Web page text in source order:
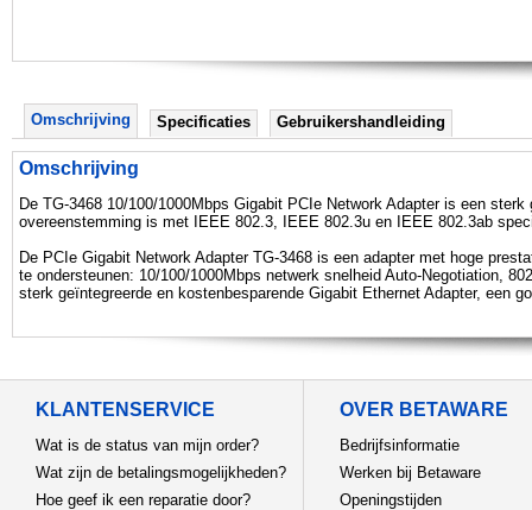
Omschrijving Specificaties Gebruikershandleiding
Omschrijving
De TG-3468 10/100/1000Mbps Gigabit PCIe Network Adapter is een
overeenstemming is met IEEE 802.3, IEEE 802.3u en IEEE 802.3ab
De PCIe Gigabit Network Adapter TG-3468 is een adapter met hoge
te ondersteunen: 10/100/1000Mbps netwerk snelheid Auto-Negotiation,
sterk geïntegreerde en kostenbesparende Gigabit Ethernet Adapter, een
KLANTENSERVICE
Wat is de status van mijn order?
Wat zijn de betalingsmogelijkheden?
Hoe geef ik een reparatie door?
OVER BETAWARE
Bedrijfsinformatie
Werken bij Betaware
Openingstijden